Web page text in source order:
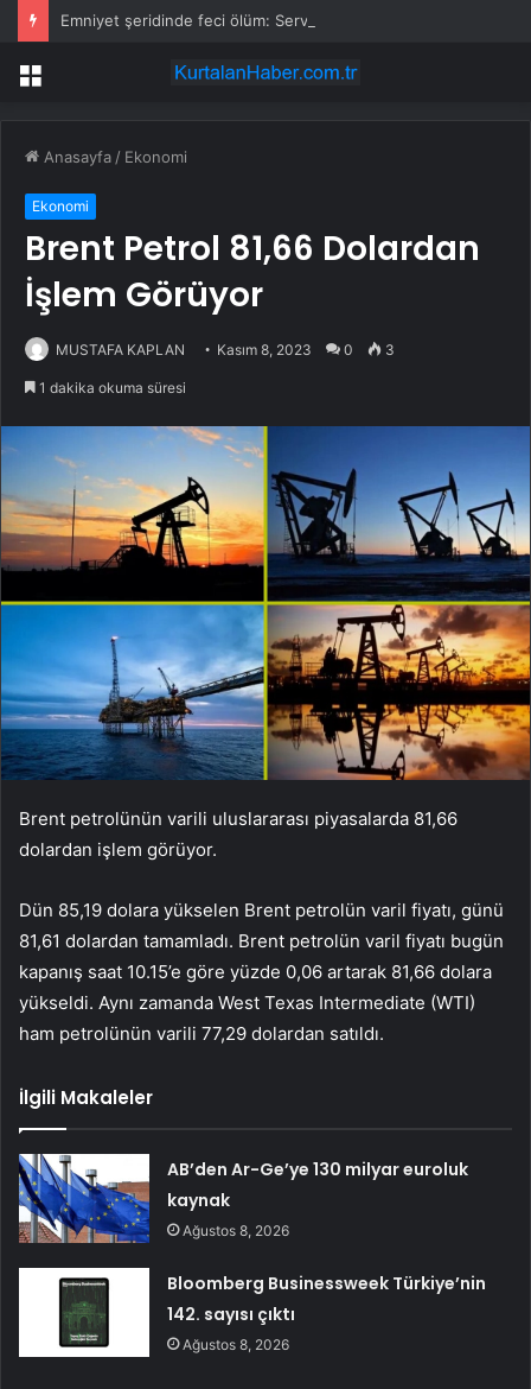
Menü
Anasayfa / Ekonomi
Ekonomi
Brent Petrol 81,66 Dolardan
İşlem Görüyor
MUSTAFA KAPLAN Kasım 8, 2023 0 3
1 dakika okuma süresi
Brent petrolünün varili uluslararası piyasalarda 81,66
dolardan işlem görüyor.
Dün 85,19 dolara yükselen Brent petrolün varil fiyatı, günü
81,61 dolardan tamamladı. Brent petrolün varil fiyatı bugün
kapanış saat 10.15’e göre yüzde 0,06 artarak 81,66 dolara
yükseldi. Aynı zamanda West Texas Intermediate (WTI)
ham petrolünün varili 77,29 dolardan satıldı.
İlgili Makaleler
AB’den Ar-Ge’ye 130 milyar euroluk
kaynak
Ağustos 8, 2026
Bloomberg Businessweek Türkiye’nin
142. sayısı çıktı
Ağustos 8, 2026